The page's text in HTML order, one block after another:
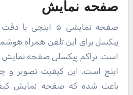
صفحه نمایش
صفحه نمایشی ۵ اینچی با دقت تصویر ۴۸۰ در ۸۵۴
پیکسل برای این تلفن همراه
اینچ است. این کیفیت تصویر و
باعث شده که صفحه نمایش